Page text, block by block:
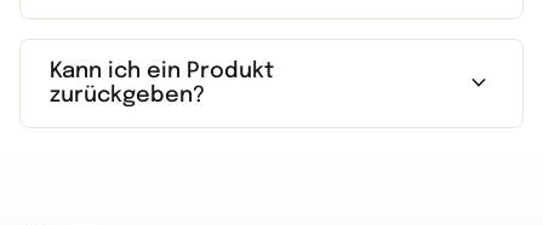
Kann ich ein Produkt
zurückgeben?
expand_more